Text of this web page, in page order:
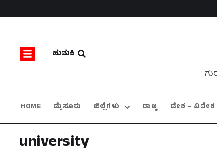
ಹುಡುಕಿ
HOME ಮೈಸೂರು ಜಿಲ್ಲೆಗಳು ರಾಜ್ಯ ದೇಶ – ವಿದೇಶ
university